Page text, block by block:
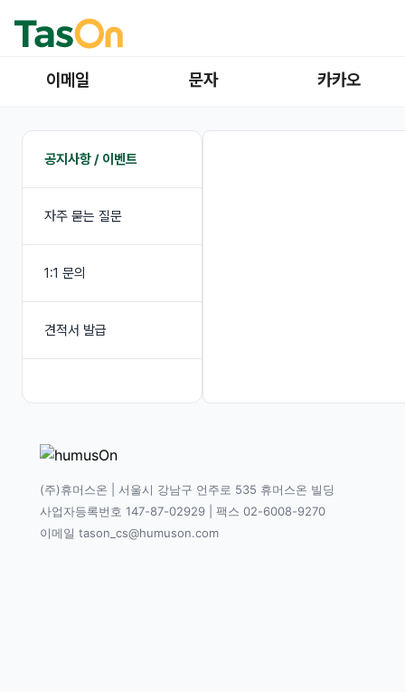
이메일 문자 카카오
공지사항 / 이벤트
자주 묻는 질문
1:1 문의
견적서 발급
(주)휴머스온 | 서울시 강남구 언주로 535 휴머스온 빌딩
사업자등록번호 147-87-02929 | 팩스 02-6008-9270
이메일 tason_cs@humuson.com